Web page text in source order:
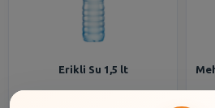
Erikli Su 1,5 lt